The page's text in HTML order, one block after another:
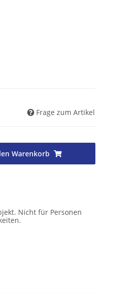
Frage zum Artikel
Warenkorb
Nicht für Personen